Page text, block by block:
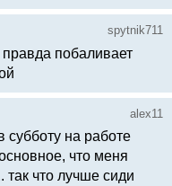
spytnik711
побаливает
alex11
субботу на работе
что меня
так что лучше сиди